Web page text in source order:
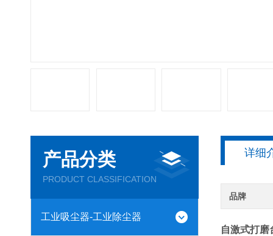
产品分类
PRODUCT CLASSIFICATION
工业吸尘器-工业除尘器
详细
品牌
自激式打磨